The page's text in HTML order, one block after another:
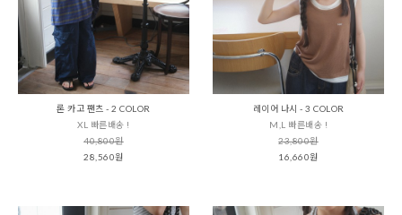
론 카고 팬츠 - 2 COLOR
XL 빠른배송 !
40,800원
28,560원
레이어 나시 - 3 COLOR
M,L 빠른배송 !
23,800원
16,660원